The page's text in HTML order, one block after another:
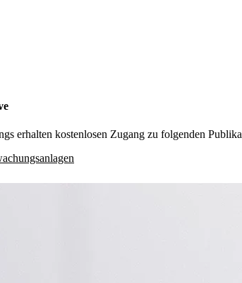
erhalten kostenlosen Zugang zu folgenden